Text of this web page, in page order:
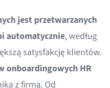
jest przetwarzanych
automatycznie, według
satysfakcję klientów.
onboardingowych HR
z firmą. Od